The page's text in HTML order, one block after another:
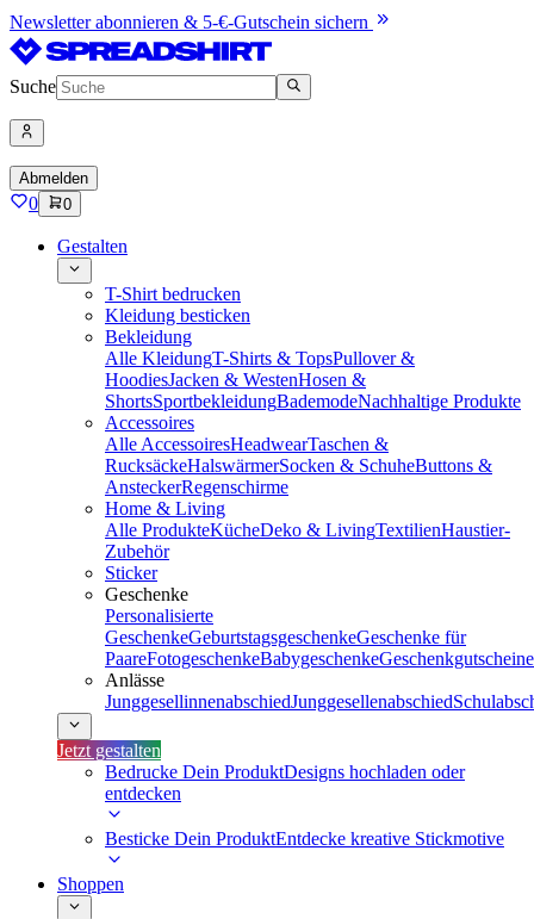
Newsletter abonnieren & 5-€-Gutschein sichern
Suche
Abmelden
0 0
Gestalten
T-Shirt bedrucken
Kleidung besticken
Bekleidung
Alle KleidungT-Shirts & TopsPullover &
HoodiesJacken & WestenHosen &
ShortsSportbekleidungBademodeNachhaltige Produkte
Accessoires
Alle AccessoiresHeadwearTaschen &
RucksäckeHalswärmerSocken & SchuheButtons &
AnsteckerRegenschirme
Home & Living
Alle ProdukteKücheDeko & LivingTextilienHaustier-
Zubehör
Sticker
Geschenke
Personalisierte
GeschenkeGeburtstagsgeschenkeGeschenke für
PaareFotogeschenkeBabygeschenkeGeschenkgutscheine
Anlässe
JunggesellinnenabschiedJunggesellenabschied
Jetzt gestalten
Bedrucke Dein ProduktDesigns hochladen oder
entdecken
Besticke Dein ProduktEntdecke kreative Stickmotive
Shoppen